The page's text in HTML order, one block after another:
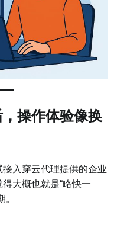
操作体验像换
入穿云代理提供的企业
大概也就是“略快一